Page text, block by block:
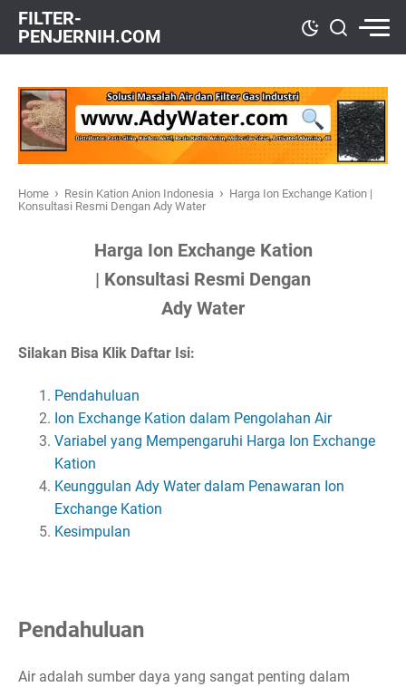
FILTER-
PENJERNIH.COM
Home › Resin Kation Anion Indonesia › Harga Ion Exchange Kation |
Konsultasi Resmi Dengan Ady Water
Harga Ion Exchange Kation
| Konsultasi Resmi Dengan
Ady Water
Silakan Bisa Klik Daftar Isi:
Pendahuluan
Ion Exchange Kation dalam Pengolahan Air
Variabel yang Mempengaruhi Harga Ion Exchange
Kation
Keunggulan Ady Water dalam Penawaran Ion
Exchange Kation
Kesimpulan
Pendahuluan
Air adalah sumber daya yang sangat penting dalam